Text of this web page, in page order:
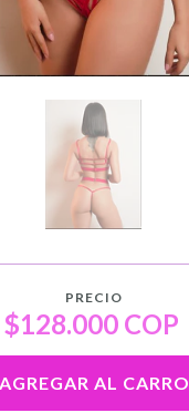
PRECIO
$128.000 COP
AGREGAR AL CARRO